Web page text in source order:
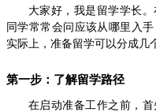
大家好，我是留学学长
同学常常会问应该从哪里入
实际上，准备留学可以分成几
第一步：了解留学路径
在启动准备工作之前，